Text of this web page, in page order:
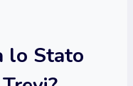
lo Stato